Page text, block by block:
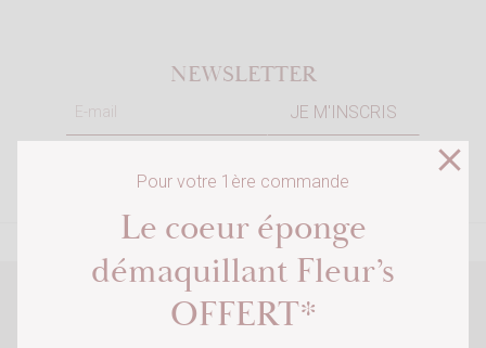
NEWSLETTER
J'accepte la
politique de protection des données
Pour votre 1ère commande
Le coeur éponge
démaquillant Fleur’s
OFFERT*
close
PAIEMENT SÉCURISÉ